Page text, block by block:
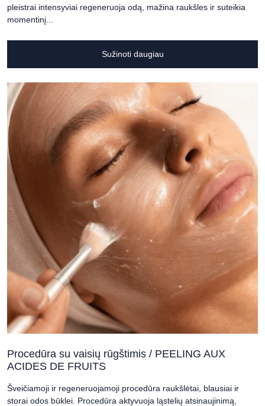
pleistrai intensyviai regeneruoja odą, mažina raukšles ir suteikia
momentinį...
Sužinoti daugiau
Procedūra su vaisių rūgštimis / PEELING AUX
ACIDES DE FRUITS
Šveičiamoji ir regeneruojamoji procedūra raukšlėtai, blausiai ir
storai odos būklei. Procedūra aktyvuoja ląstelių atsinaujinimą,